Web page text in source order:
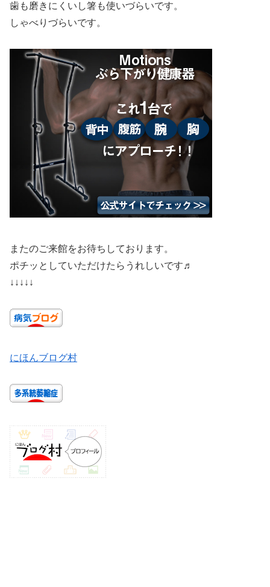
歯も磨きにくいし箸も使いづらいです。
しゃべりづらいです。
またのご来館をお待ちしております。
ポチッとしていただけたらうれしいです♬
↓↓↓↓↓
にほんブログ村